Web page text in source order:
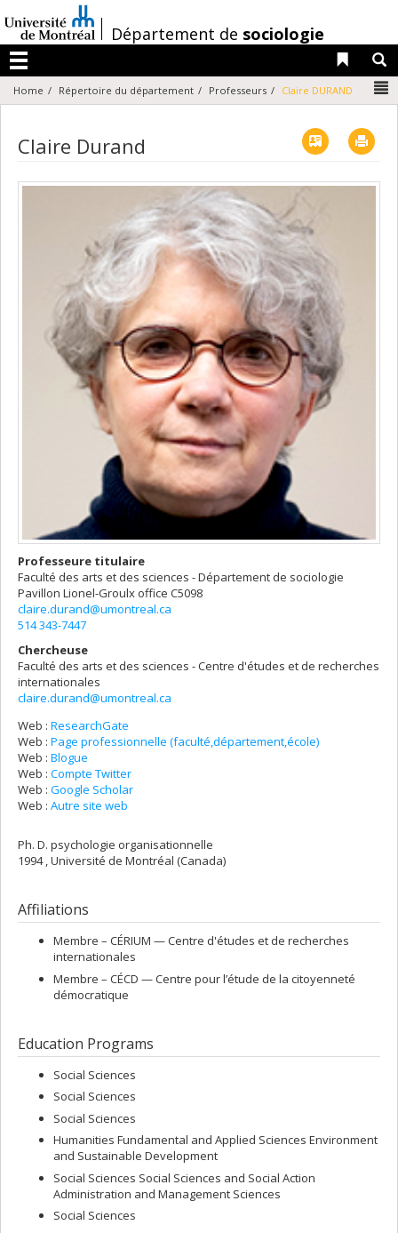
au
contenu
/Département de sociologie
Menu
Liens
Home Répertoire du département Professeurs Claire DURAND
Claire Durand Vcard
Professeure titulaire
Faculté des arts et des sciences - Département de sociologie
Pavillon Lionel-Groulx office C5098
claire.durand@umontreal.ca
514 343-7447
Chercheuse
Faculté des arts et des sciences - Centre d'études et de recherches
internationales
claire.durand@umontreal.ca
Web : ResearchGate
Web : Page professionnelle (faculté,département,école)
Web : Blogue
Web : Compte Twitter
Web : Google Scholar
Web : Autre site web
Ph. D. psychologie organisationnelle
1994 , Université de Montréal (Canada)
Affiliations
Membre – CÉRIUM — Centre d'études et de recherches
internationales
Membre – CÉCD — Centre pour l’étude de la citoyenneté
démocratique
Education Programs
Social Sciences
Social Sciences
Social Sciences
Humanities Fundamental and Applied Sciences Environment
and Sustainable Development
Social Sciences Social Sciences and Social Action
Administration and Management Sciences
Social Sciences